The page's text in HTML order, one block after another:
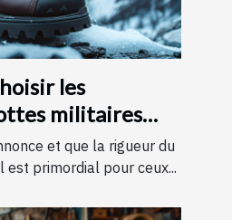
les
militaires
et que la rigueur du
est primordial pour ceux...